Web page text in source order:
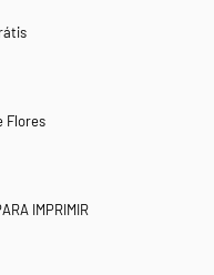
Flores
IMPRIMIR